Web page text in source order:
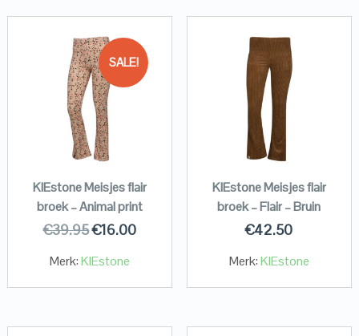
SALE!
KIEstone Meisjes flair
broek – Animal print
€39.95€16.00
Merk:KIEstone
KIEstone Meisjes flair
broek – Flair – Bruin
€42.50
Merk:KIEstone